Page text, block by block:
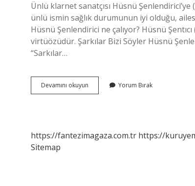
Ünlü klarnet sanatçısı Hüsnü
ünlü ismin sağlık durumunun iyi olduğu,
Hüsnü Şenlendirici ne çalıyor? Hüsnü
virtüözüdür. Şarkılar Bizi Söyler Hüsnü
“Sarkılar…
Devamını okuyun
Bizi
Yorum Bırak
https://fantezimagaza.com.tr https://
Sitemap